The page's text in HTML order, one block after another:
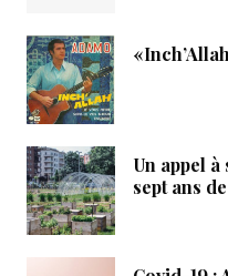
Un appel
sept ans